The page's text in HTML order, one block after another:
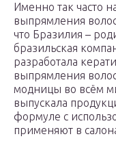
Именно так часто
выпрямления
что Бразилия –
бразильская
разработала
выпрямления
модницы во всём
выпускала
формуле с
применяют в